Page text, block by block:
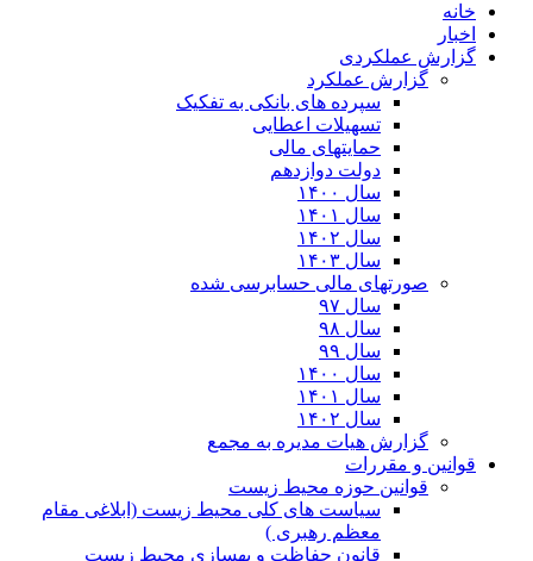
خانه
اخبار
گزارش عملکردی
گزارش عملکرد
سپرده های بانکی به تفکیک
تسهیلات اعطایی
حمایتهای مالی
دولت دوازدهم
سال ۱۴۰۰
سال ۱۴۰۱
سال ۱۴۰۲
سال ۱۴۰۳
صورتهای مالی حسابرسی شده
سال ۹۷
سال ۹۸
سال ۹۹
سال ۱۴۰۰
سال ۱۴۰۱
سال ۱۴۰۲
گزارش هیات مدیره به مجمع
قوانین و مقررات
قوانین حوزه محیط زیست
ﺳﯿﺎﺳﺖ ﻫﺎی ﮐﻠﯽ ﻣﺤﯿﻂ زﯾﺴﺖ (ابلاغی مقام
معظم رهبری )
قانون حفاظت و بهسازی محیط زیست